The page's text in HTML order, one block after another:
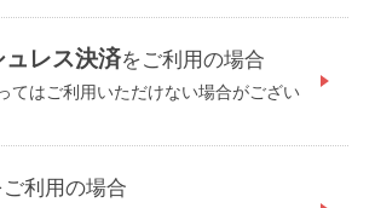
ュレス決済をご利用の場合
てはご利用いただけない場合がござい
利用の場合